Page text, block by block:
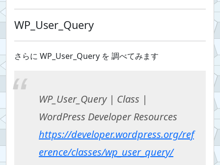
WP_User_Query
さらに WP_User_Query を 調べてみます
WP_User_Query | Class |
WordPress Developer Resources
https://developer.wordpress.org/ref
erence/classes/wp_user_query/